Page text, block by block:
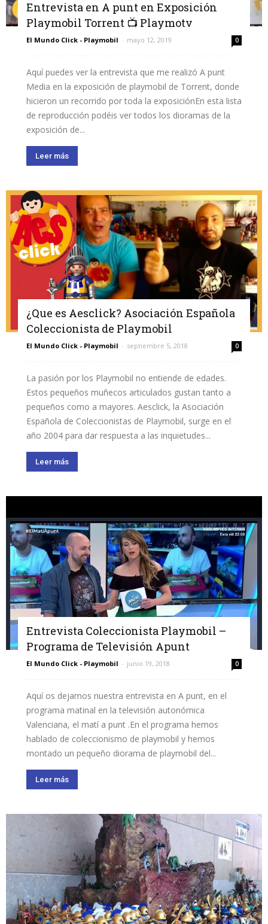
Entrevista en A punt en Exposición
Playmobil Torrent 📺 Playmotv
El Mundo Click - Playmobil - mayo 12, 2019 0
Aquí puedes ver la entrevista que me realizó A punt
Media en la exposición de playmobil de Torrent, donde
hicieron un recorrido por toda la exposiciónEn esta lista
de reproducción podéis ver todos los dioramas de la
exposición de...
Leer más
¿Que es Aesclick? Asociación Española
Coleccionista de Playmobil
El Mundo Click - Playmobil - septiembre 5, 2018 0
La pasión por los Playmobil no entiende de edades.
Estos pequeños muñecos articulados gustan tanto a
pequeños como a mayores. Aesclick, la Asociación
Española de Coleccionistas de Playmobil, surge en el
año 2004 para dar respuesta a las inquietudes...
Leer más
Entrevista Coleccionista Playmobil –
Programa de Televisión Apunt
El Mundo Click - Playmobil - junio 19, 2018 0
Aquí os dejamos nuestra entrevista en A punt, en el
programa matinal en la televisión autonómica
Valenciana, el matí a punt .En el programa hemos
hablado de coleccionismo de playmobil y hemos
montado un pequeño diorama de playmobil del...
Leer más